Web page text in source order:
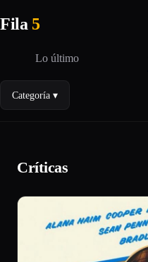
Fila 5
Lo último
Categoría ▾
Críticas